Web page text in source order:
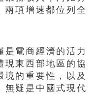
項增速都位列全
電商經濟的活力
現東西部地區的協
的重要性，以及
無疑是中國式現代